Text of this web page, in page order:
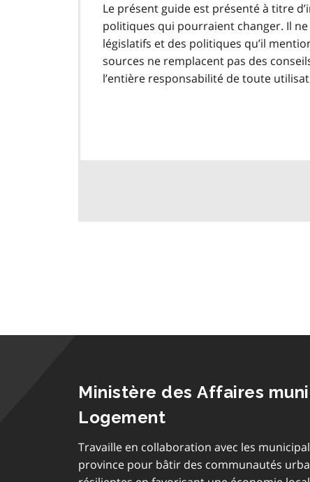
Le présent guide est présenté à titre
politiques qui pourraient changer. Il
législatifs et des politiques qu’il
sources ne remplacent pas des
l’entière responsabilité de toute
Ministère des Affaires
Logement
Travaille en collaboration avec les
province pour bâtir des communautés